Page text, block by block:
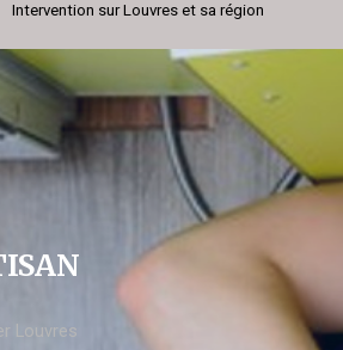
Intervention sur Louvres et sa région
Louvres